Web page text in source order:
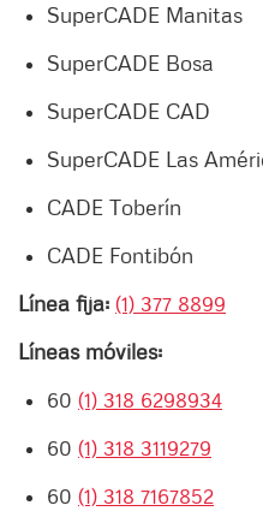
SuperCADE Manitas
SuperCADE Bosa
SuperCADE CAD
SuperCADE Las
CADE Toberín
CADE Fontibón
Línea fija: (1) 377 8899
Líneas móviles:
60 (1) 318 6298934
60 (1) 318 3119279
60 (1) 318 7167852